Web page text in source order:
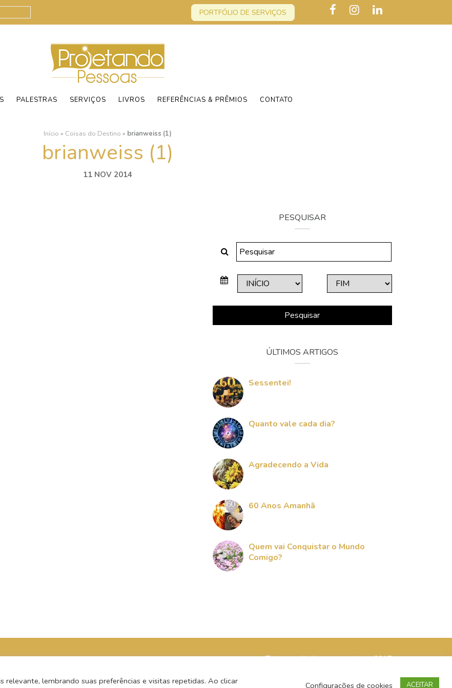
PORTFÓLIO DE SERVIÇOS
PALESTRAS SERVIÇOS LIVROS REFERÊNCIAS & PRÊMIOS CONTATO
Início » Coisas do Destino » brianweiss (1)
brianweiss (1)
11 NOV 2014
PESQUISAR
Pesquisar
ÚLTIMOS ARTIGOS
Sessentei!
Quanto vale cada dia?
Agradecendo a Vida
60 Anos Amanhã
Quem vai Conquistar o Mundo
Comigo?
Todos os direitos reservados - 2017
lembrando suas preferências e visitas repetidas. Ao clicar
Configurações de cookies ACEITAR